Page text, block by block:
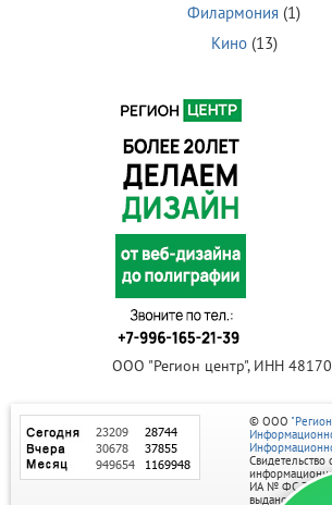
Филармония (1)
Кино(13)
ООО "Регион центр", ИНН
© ООО
ИА № ФС
выдано